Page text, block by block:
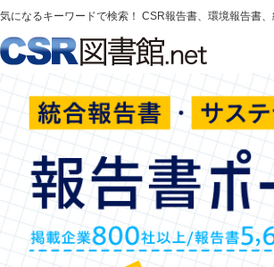
気になるキーワードで検索！ CSR報告書、環境報告書